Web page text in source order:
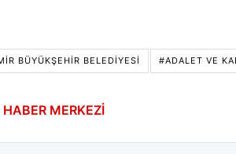
BÜYÜKŞEHIR BELEDIYESI #ADALET VE
HABER MERKEZİ